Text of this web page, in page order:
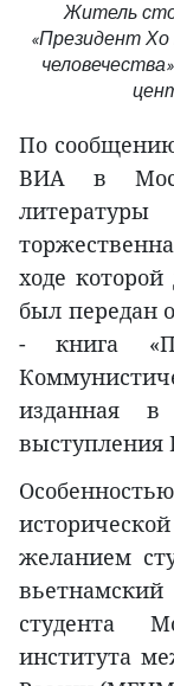
Житель
«Президент Хо
По
ВИА в
ходе
был передан
- книга
изданная
выступления
желанием
студента
института